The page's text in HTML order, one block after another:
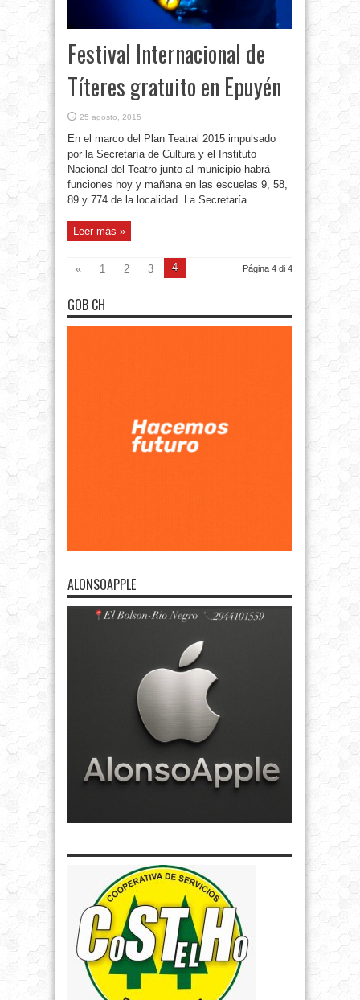
Festival Internacional de
Títeres gratuito en Epuyén
25 agosto, 2015
En el marco del Plan Teatral 2015 impulsado
por la Secretaría de Cultura y el Instituto
Nacional del Teatro junto al municipio habrá
funciones hoy y mañana en las escuelas 9, 58,
89 y 774 de la localidad. La Secretaría ...
Leer más »
Página 4 di 4
« 1 2 3 4
GOB CH
ALONSOAPPLE